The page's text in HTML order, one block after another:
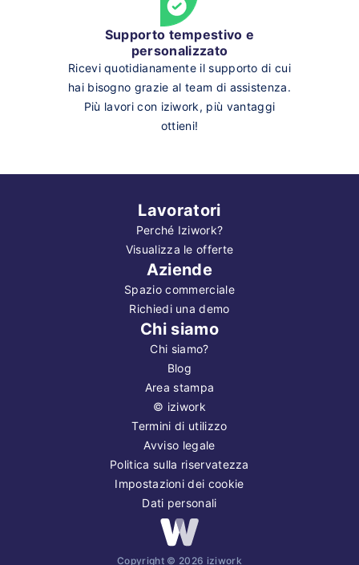
Supporto tempestivo e
personalizzato
Ricevi quotidianamente il supporto di cui
hai bisogno grazie al team di assistenza.
Più lavori con iziwork, più vantaggi
ottieni!
Lavoratori
Perché Iziwork?
Visualizza le offerte
Aziende
Spazio commerciale
Richiedi una demo
Chi siamo
Chi siamo?
Blog
Area stampa
© iziwork
Termini di utilizzo
Avviso legale
Politica sulla riservatezza
Impostazioni dei cookie
Dati personali
Copyright © 2026 iziwork